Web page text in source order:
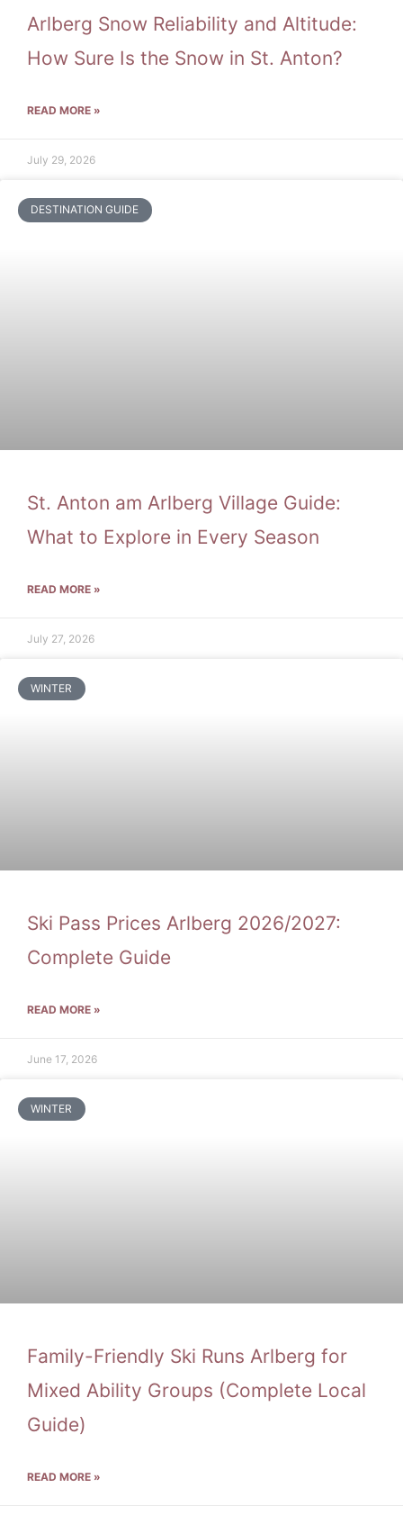
Arlberg Snow Reliability and Altitude:
How Sure Is the Snow in St. Anton?
READ MORE »
July 29, 2026
DESTINATION GUIDE
St. Anton am Arlberg Village Guide:
What to Explore in Every Season
READ MORE »
July 27, 2026
WINTER
Ski Pass Prices Arlberg 2026/2027:
Complete Guide
READ MORE »
June 17, 2026
WINTER
Family-Friendly Ski Runs Arlberg for
Mixed Ability Groups (Complete Local
Guide)
READ MORE »